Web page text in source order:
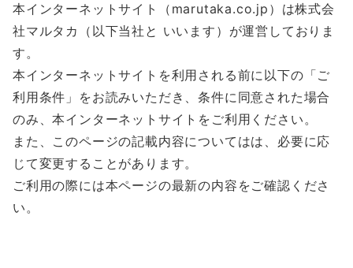
本インターネットサイト（marutaka.co.jp）は株式会
社マルタカ（以下当社と いいます）が運営しておりま
す。
本インターネットサイトを利用される前に以下の「ご
利用条件」をお読みいただき、条件に同意された場合
のみ、本インターネットサイトをご利用ください。
また、このページの記載内容についてはは、必要に応
じて変更することがあります。
ご利用の際には本ページの最新の内容をご確認くださ
い。